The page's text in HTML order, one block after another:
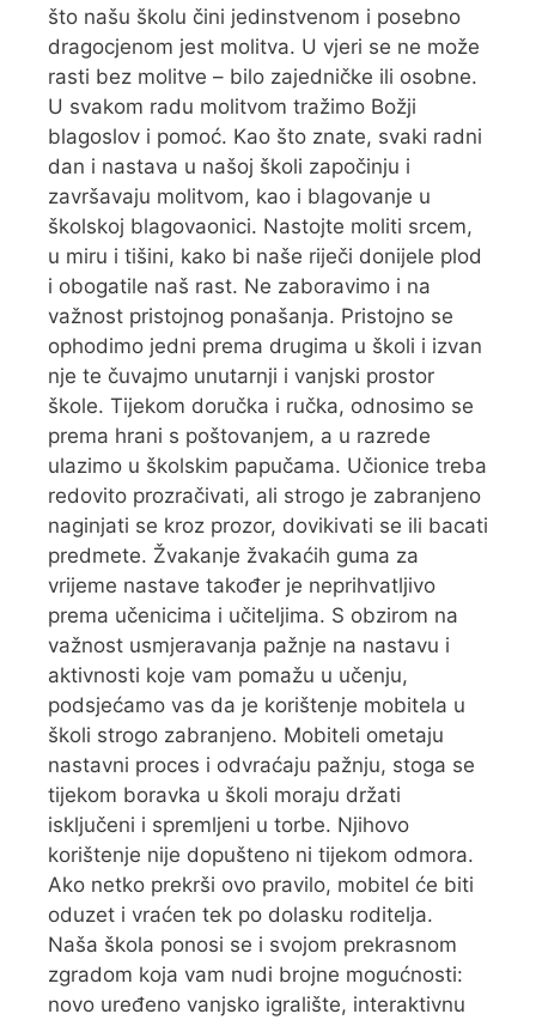
što našu školu čini jedinstvenom i posebno
dragocjenom jest molitva. U vjeri se ne može
rasti bez molitve – bilo zajedničke ili osobne.
U svakom radu molitvom tražimo Božji
blagoslov i pomoć. Kao što znate, svaki radni
dan i nastava u našoj školi započinju i
završavaju molitvom, kao i blagovanje u
školskoj blagovaonici. Nastojte moliti srcem,
u miru i tišini, kako bi naše riječi donijele plod
i obogatile naš rast. Ne zaboravimo i na
važnost pristojnog ponašanja. Pristojno se
ophodimo jedni prema drugima u školi i izvan
nje te čuvajmo unutarnji i vanjski prostor
škole. Tijekom doručka i ručka, odnosimo se
prema hrani s poštovanjem, a u razrede
ulazimo u školskim papučama. Učionice treba
redovito prozračivati, ali strogo je zabranjeno
naginjati se kroz prozor, dovikivati se ili bacati
predmete. Žvakanje žvakaćih guma za
vrijeme nastave također je neprihvatljivo
prema učenicima i učiteljima. S obzirom na
važnost usmjeravanja pažnje na nastavu i
aktivnosti koje vam pomažu u učenju,
podsjećamo vas da je korištenje mobitela u
školi strogo zabranjeno. Mobiteli ometaju
nastavni proces i odvraćaju pažnju, stoga se
tijekom boravka u školi moraju držati
isključeni i spremljeni u torbe. Njihovo
korištenje nije dopušteno ni tijekom odmora.
Ako netko prekrši ovo pravilo, mobitel će biti
oduzet i vraćen tek po dolasku roditelja.
Naša škola ponosi se i svojom prekrasnom
zgradom koja vam nudi brojne mogućnosti:
novo uređeno vanjsko igralište, interaktivnu